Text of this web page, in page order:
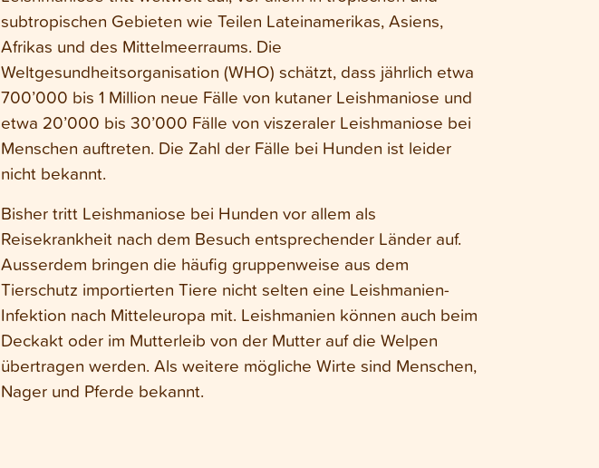
subtropischen Gebieten wie Teilen Lateinamerikas, Asiens,
Afrikas und des Mittelmeerraums. Die
Weltgesundheitsorganisation (WHO) schätzt, dass jährlich etwa
700’000 bis 1 Million neue Fälle von kutaner Leishmaniose und
etwa 20’000 bis 30’000 Fälle von viszeraler Leishmaniose bei
Menschen auftreten. Die Zahl der Fälle bei Hunden ist leider
nicht bekannt.
Bisher tritt Leishmaniose bei Hunden vor allem als
Reisekrankheit nach dem Besuch entsprechender Länder auf.
Ausserdem bringen die häufig gruppenweise aus dem
Tierschutz importierten Tiere nicht selten eine Leishmanien-
Infektion nach Mitteleuropa mit. Leishmanien können auch beim
Deckakt oder im Mutterleib von der Mutter auf die Welpen
übertragen werden. Als weitere mögliche Wirte sind Menschen,
Nager und Pferde bekannt.